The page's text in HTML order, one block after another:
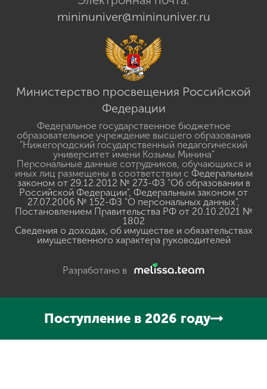
mininuniver@mininuniver.ru
Министерство просвещения Российской
Федерации
Федеральное государственное бюджетное
образовательное учреждение высшего образования
"Нижегородский государственный педагогический
университет имени Козьмы Минина"
Персональные данные сотрудников, обучающихся и
иных лиц размещены в соответствии с Федеральным
законом от 29.12.2012 № 273-ФЗ "Об образовании в
Российской Федерации", Федеральным законом от
27.07.2006 № 152-ФЗ "О персональных данных",
Постановлением Правительства РФ от 20.10.2021 №
1802
Сведения о доходах, об имуществе и обязательствах
имущественного характера руководителей
Разработано в
Поступление в 2026 году